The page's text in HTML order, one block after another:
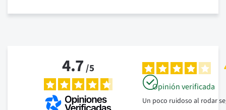
4.7/5
Opinión verificada
Un poco ruidoso al rodar